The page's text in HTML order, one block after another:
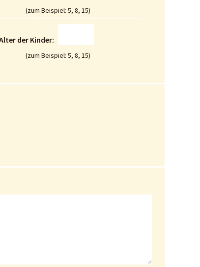
(zum Beispiel: 5, 8, 15)
der Kinder
(zum Beispiel: 5, 8, 15)